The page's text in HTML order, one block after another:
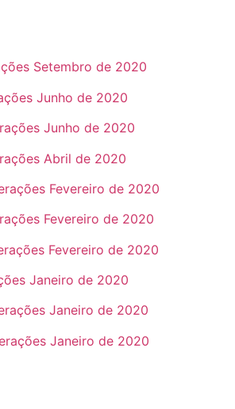
Setembro de 2020
Junho de 2020
Junho de 2020
Abril de 2020
Fevereiro de 2020
Fevereiro de 2020
Fevereiro de 2020
Janeiro de 2020
Janeiro de 2020
Janeiro de 2020